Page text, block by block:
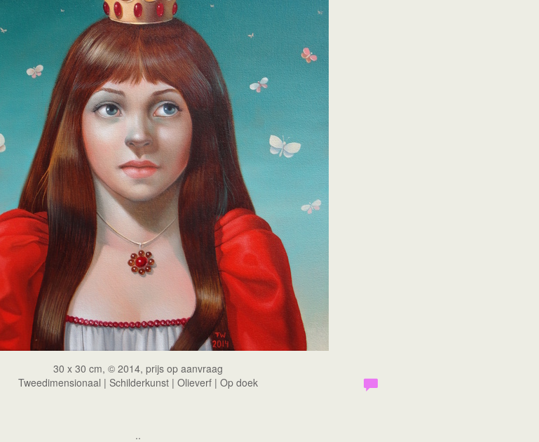
30 x 30 cm, © 2014, prijs op aanvraag
Tweedimensionaal | Schilderkunst | Olieverf | Op doek
..